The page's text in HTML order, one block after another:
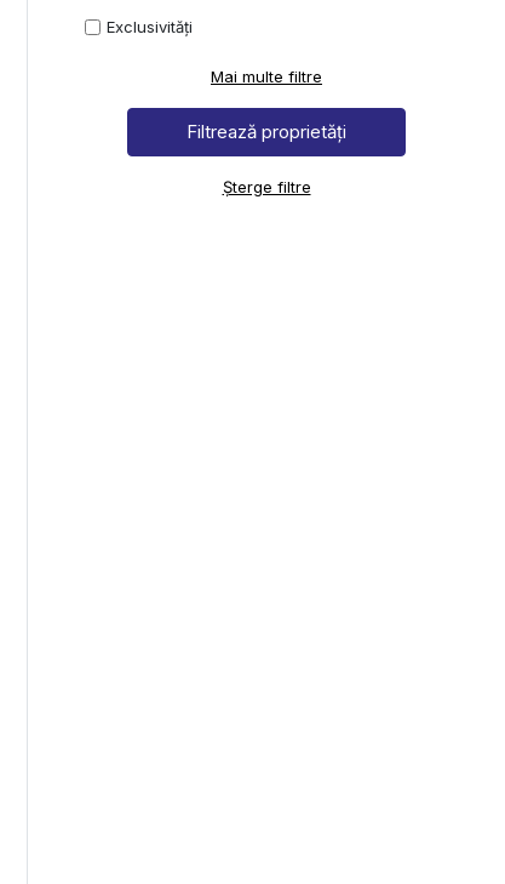
Exclusivități
Mai multe filtre
Șterge filtre